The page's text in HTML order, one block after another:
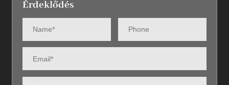
Érdeklődés